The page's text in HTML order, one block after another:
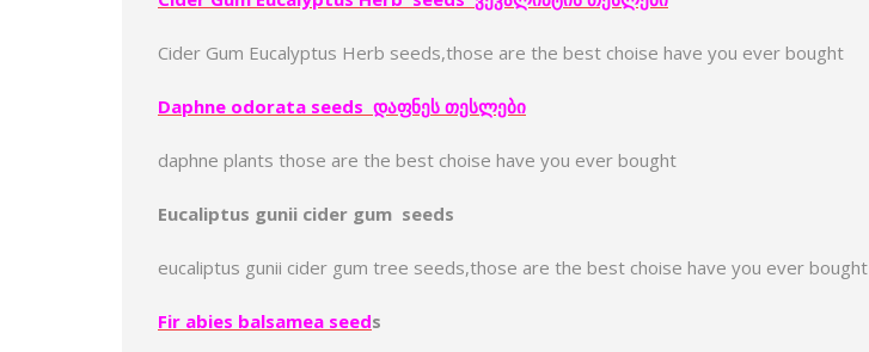
Cider Gum Eucalyptus Herb seeds,those are the best choise have you ever bought
Daphne odorata seeds დაფნეს თესლები
daphne plants those are the best choise have you ever bought
Eucaliptus gunii cider gum seeds
eucaliptus gunii cider gum tree seeds,those are the best choise have you ever bought
Fir abies balsamea seeds